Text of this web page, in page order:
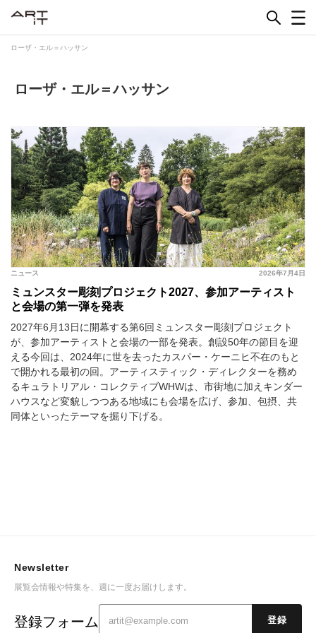
ローザ・エル＝ハッサン
ローザ・エル＝ハッサン
2026年7月4日
ニュース
ミュンスター彫刻プロジェクト2027、参加アーティスト
と会場の第一弾を発表
2027年6月13日に開幕する第6回ミュンスター彫刻プロジェクト
が、参加アーティストと会場の一部を発表。創設50年の節目を迎
える今回は、2024年に世を去ったカスパー・ケーニヒ不在のもと
で開かれる最初の回。アーティスティック・ディレクターを務め
るキュラトリアル・コレクティブWHWは、市街地に加えキンダー
ハウスなど変貌しつつある地域にも会場を広げ、参加、包摂、共
同体といったテーマを掘り下げる。
Newsletter
展覧会情報や特集を、週に一度お届けします。
登録フォーム 登録